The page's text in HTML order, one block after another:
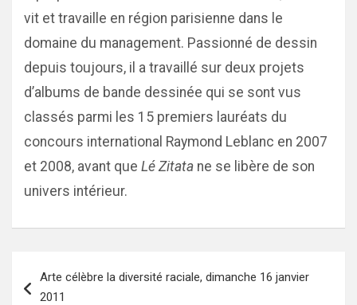
vit et travaille en région parisienne dans le
domaine du management. Passionné de dessin
depuis toujours, il a travaillé sur deux projets
d’albums de bande dessinée qui se sont vus
classés parmi les 15 premiers lauréats du
concours international Raymond Leblanc en 2007
et 2008, avant que Lé Zitata ne se libère de son
univers intérieur.
de
Arte célèbre la diversité raciale, dimanche 16 janvier
2011